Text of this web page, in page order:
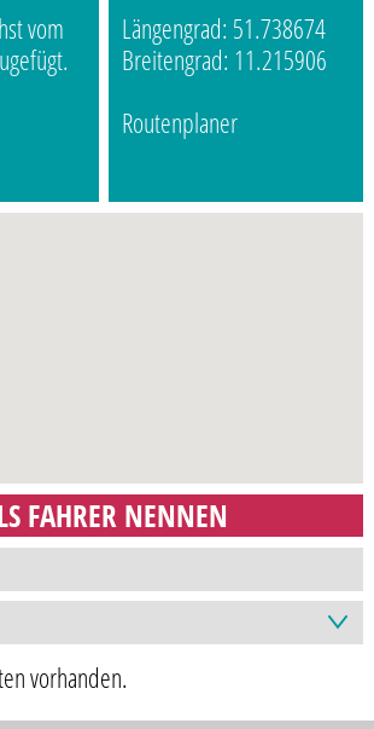
vom
Längengrad: 51.738674
Breitengrad: 11.215906
Routenplaner
FAHRER NENNEN
vorhanden.